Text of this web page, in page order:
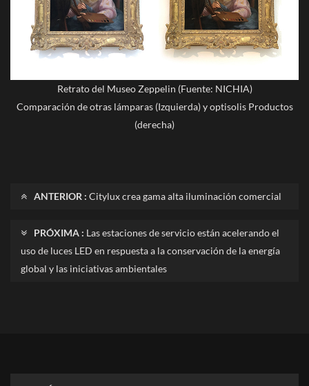
Retrato del Museo Zeppelin (Fuente: NICHIA)
Comparación de otras lámparas (Izquierda) y optisolis Productos
(derecha)
ANTERIOR : Citylux crea gama alta iluminación comercial
PRÓXIMA : Las estaciones de servicio están acelerando el
uso de luces LED en respuesta a la conservación de la energía
global y las iniciativas ambientales